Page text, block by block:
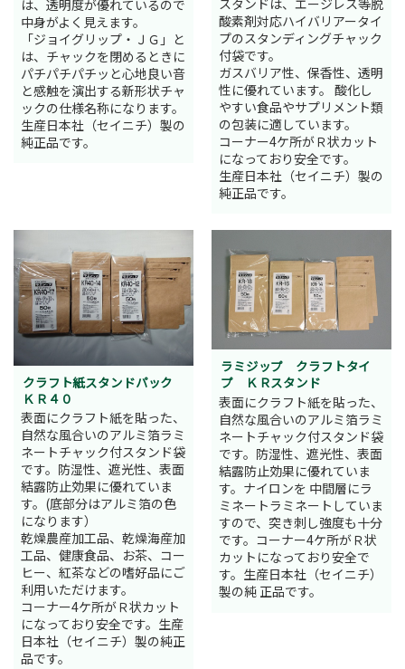
は、透明度が優れているので
中身がよく見えます。
「ジョイグリップ・ＪＧ」と
は、チャックを閉めるときに
パチパチパチッと心地良い音
と感触を演出する新形状チャ
ックの仕様名称になります。
生産日本社（セイニチ）製の
純正品です。
酸素剤対応ハイバリアータイ
プのスタンディングチャック
付袋です。
ガスバリア性、保香性、透明
性に優れています。 酸化し
やすい食品やサプリメント類
の包装に適しています。
コーナー4ケ所がＲ状カット
になっており安全です。
生産日本社（セイニチ）製の
純正品です。
クラフト紙スタンドパック
ＫＲ４０
表面にクラフト紙を貼った、
自然な風合いのアルミ箔ラミ
ネートチャック付スタンド袋
です。防湿性、遮光性、表面
結露防止効果に優れていま
す。(底部分はアルミ箔の色
になります）
乾燥農産加工品、乾燥海産加
工品、健康食品、お茶、コー
ヒー、紅茶などの嗜好品にご
利用いただけます。
コーナー4ケ所がＲ状カット
になっており安全です。生産
日本社（セイニチ）製の純正
品です。
ラミジップ クラフトタイ
プ ＫＲスタンド
表面にクラフト紙を貼った、
自然な風合いのアルミ箔ラミ
ネートチャック付スタンド袋
です。防湿性、遮光性、表面
結露防止効果に優れていま
す。ナイロンを 中間層にラ
ミネートラミネートしていま
すので、突き刺し強度も十分
です。コーナー4ケ所がＲ状
カットになっており安全で
す。生産日本社（セイニチ）
製の純 正品です。